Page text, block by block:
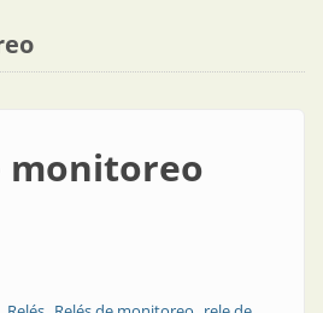
monitoreo